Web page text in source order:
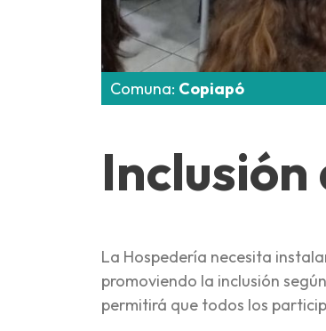
Comuna: Copiapó
La Hospedería necesita
promoviendo la inclusión
permitirá que todos los